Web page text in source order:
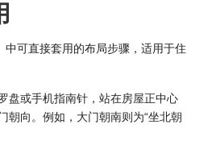
中可直接套用的布局步骤，适用于住
盘或手机指南针，站在房屋正中心
朝向。例如，大门朝南则为“坐北朝